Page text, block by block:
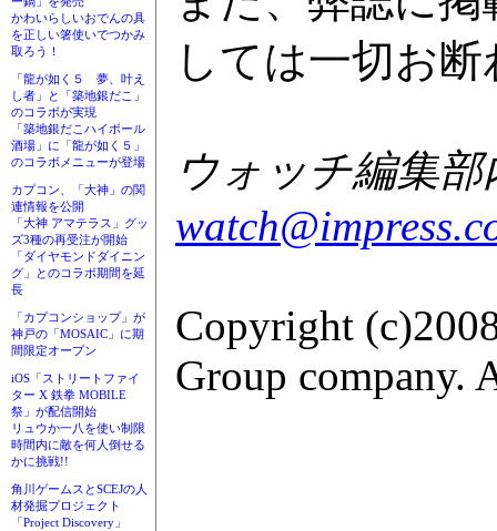
かわいらしいおでんの具
を正しい箸使いでつかみ
取ろう！
「龍が如く５ 夢、叶え
し者」と「築地銀だこ」
のコラボが実現
「築地銀だこハイボール
酒場」に「龍が如く５」
のコラボメニューが登場
カプコン、「大神」の関
連情報を公開
「大神 アマテラス」グッ
ズ3種の再受注が開始
「ダイヤモンドダイニン
グ」とのコラボ期間を延
長
「カプコンショップ」が
神戸の「MOSAIC」に期
間限定オープン
iOS「ストリートファイ
ター X 鉄拳 MOBILE
祭」が配信開始
リュウか一八を使い制限
時間内に敵を何人倒せる
かに挑戦!!
角川ゲームスとSCEJの人
材発掘プロジェクト
「Project Discovery」
しては一切お
ウォッチ編集部
Copyright
Group company.